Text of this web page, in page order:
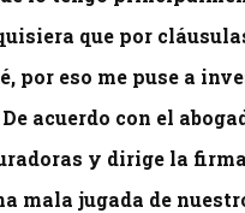
que por
por eso me puse a
acuerdo con el
y dirige la
mala jugada de